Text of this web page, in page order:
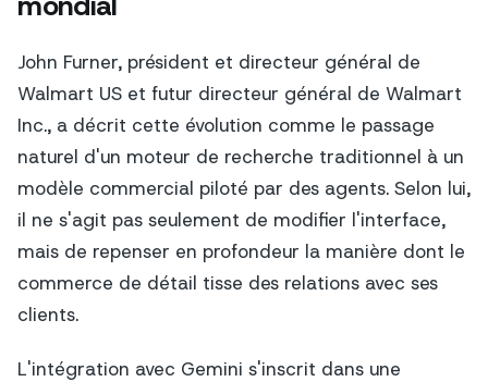
John Furner, président et directeur général de
Walmart US et futur directeur général de Walmart
Inc., a décrit cette évolution comme le passage
naturel d'un moteur de recherche traditionnel à un
modèle commercial piloté par des agents. Selon lui,
il ne s'agit pas seulement de modifier l'interface,
mais de repenser en profondeur la manière dont le
commerce de détail tisse des relations avec ses
clients.
L'intégration avec Gemini s'inscrit dans une